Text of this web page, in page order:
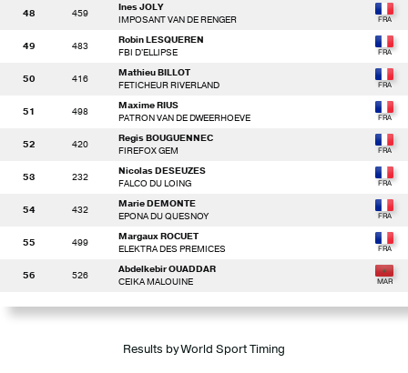
48 459
Ines JOLY
IMPOSANT VAN DE RENGER
49 483
Robin LESQUEREN
FBI D'ELLIPSE
50 416
Mathieu BILLOT
FETICHEUR RIVERLAND
51 498
Maxime RIUS
PATRON VAN DE DWEERHOEVE
52 420
Regis BOUGUENNEC
FIREFOX GEM
53 232
Nicolas DESEUZES
FALCO DU LOING
54 432
Marie DEMONTE
EPONA DU QUESNOY
55 499
Margaux ROCUET
ELEKTRA DES PREMICES
56 526
Abdelkebir OUADDAR
CEIKA MALOUINE
Results by World Sport Timing